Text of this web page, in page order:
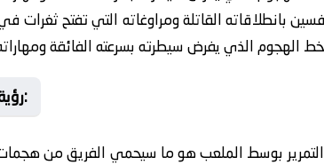
بانطلاقاته القاتلة ومراوغاته التي تفتح
⚡ رؤية تحليلية دقيقة قبل صافرة البداية:
التمرير بوسط الملعب هو ما سيحمي الفريق من